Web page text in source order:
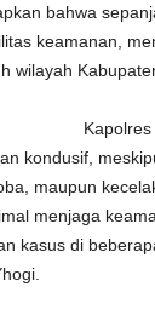
bahwa
keamanan,
wilayah
kondusif,
maupun
menjaga
kasus di